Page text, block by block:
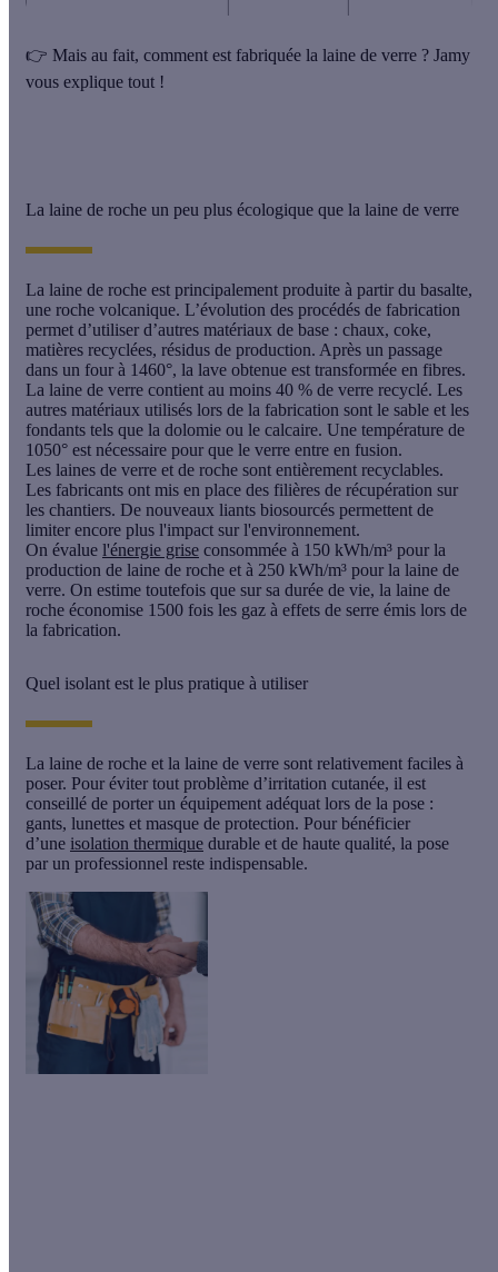
👉 Mais au fait, comment est fabriquée la laine de verre ? Jamy
vous explique tout !
La laine de roche un peu plus écologique que la laine de verre
La laine de roche est principalement produite à partir du basalte,
une roche volcanique. L’évolution des procédés de fabrication
permet d’utiliser d’autres matériaux de base : chaux, coke,
matières recyclées, résidus de production. Après un passage
dans un four à 1460°, la lave obtenue est transformée en fibres.
La laine de verre contient au moins 40 % de verre recyclé. Les
autres matériaux utilisés lors de la fabrication sont le sable et les
fondants tels que la dolomie ou le calcaire. Une température de
1050° est nécessaire pour que le verre entre en fusion.
Les laines de verre et de roche sont entièrement recyclables.
Les fabricants ont mis en place des filières de récupération sur
les chantiers. De nouveaux liants biosourcés permettent de
limiter encore plus l'impact sur l'environnement.
On évalue l'énergie grise consommée à 150 kWh/m³ pour la
production de laine de roche et à 250 kWh/m³ pour la laine de
verre. On estime toutefois que sur sa durée de vie, la laine de
roche économise 1500 fois les gaz à effets de serre émis lors de
la fabrication.
Quel isolant est le plus pratique à utiliser
La laine de roche et la laine de verre sont relativement faciles à
poser. Pour éviter tout problème d’irritation cutanée, il est
conseillé de porter un équipement adéquat lors de la pose :
gants, lunettes et masque de protection. Pour bénéficier
d’une isolation thermique durable et de haute qualité, la pose
par un professionnel reste indispensable.